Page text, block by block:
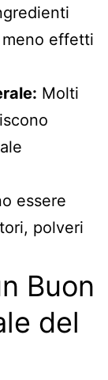
effetti
Molti
essere
polveri
Buon
del